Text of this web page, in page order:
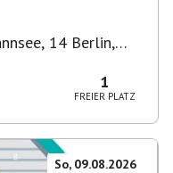
14 Berlin,
1
FREIER PLATZ
So, 09.08.2026